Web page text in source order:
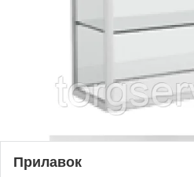
Прилавок